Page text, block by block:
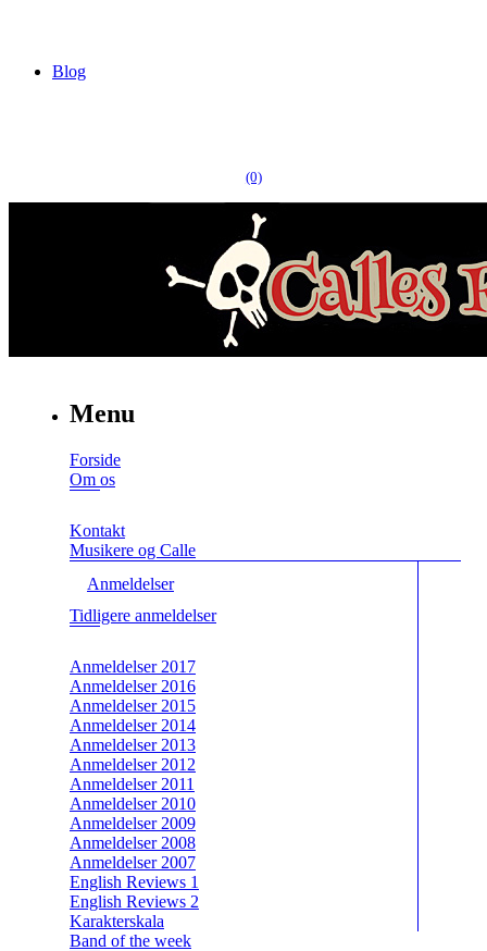
Blog
(0)
Menu
Forside
Om os
Kontakt
Musikere og Calle
Anmeldelser
Tidligere anmeldelser
Anmeldelser 2017
Anmeldelser 2016
Anmeldelser 2015
Anmeldelser 2014
Anmeldelser 2013
Anmeldelser 2012
Anmeldelser 2011
Anmeldelser 2010
Anmeldelser 2009
Anmeldelser 2008
Anmeldelser 2007
English Reviews 1
English Reviews 2
Karakterskala
Band of the week